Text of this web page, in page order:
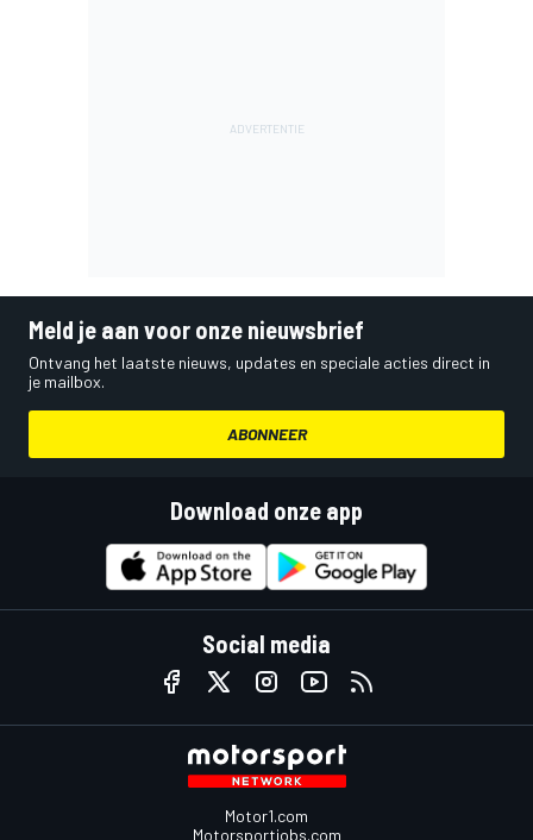
Meld je aan voor onze nieuwsbrief
Ontvang het laatste nieuws, updates en speciale acties direct in
je mailbox.
ABONNEER
Download onze app
Social media
Motor1.com
Motorsportjobs.com